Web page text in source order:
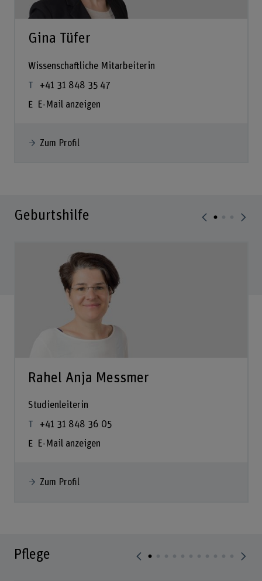
Gina Tüfer
Wissenschaftliche Mitarbeiterin
+41 31 848 35 47
E-Mail anzeigen
Zum Profil
Geburtshilfe
Rahel Anja Messmer
Studienleiterin
+41 31 848 36 05
E-Mail anzeigen
Zum Profil
Pflege